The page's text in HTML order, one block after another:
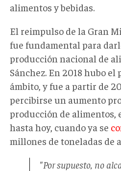
alimentos y bebidas.
El reimpulso de la Gran
fue fundamental para
producción nacional de
Sánchez. En 2018 hubo el
ámbito, y fue a partir de
percibirse un aumento
producción de alimentos,
hasta hoy, cuando ya se
millones de toneladas de
"Por supuesto, no